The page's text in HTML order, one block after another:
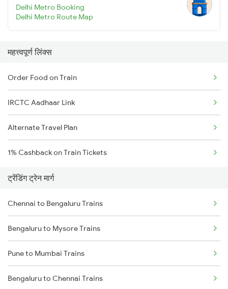
Delhi Metro Booking
Delhi Metro Route Map
महत्त्वपूर्ण लिंक्स
Order Food on Train
IRCTC Aadhaar Link
Alternate Travel Plan
1% Cashback on Train Tickets
ट्रेंडिंग ट्रेन मार्ग
Chennai to Bengaluru Trains
Bengaluru to Mysore Trains
Pune to Mumbai Trains
Bengaluru to Chennai Trains